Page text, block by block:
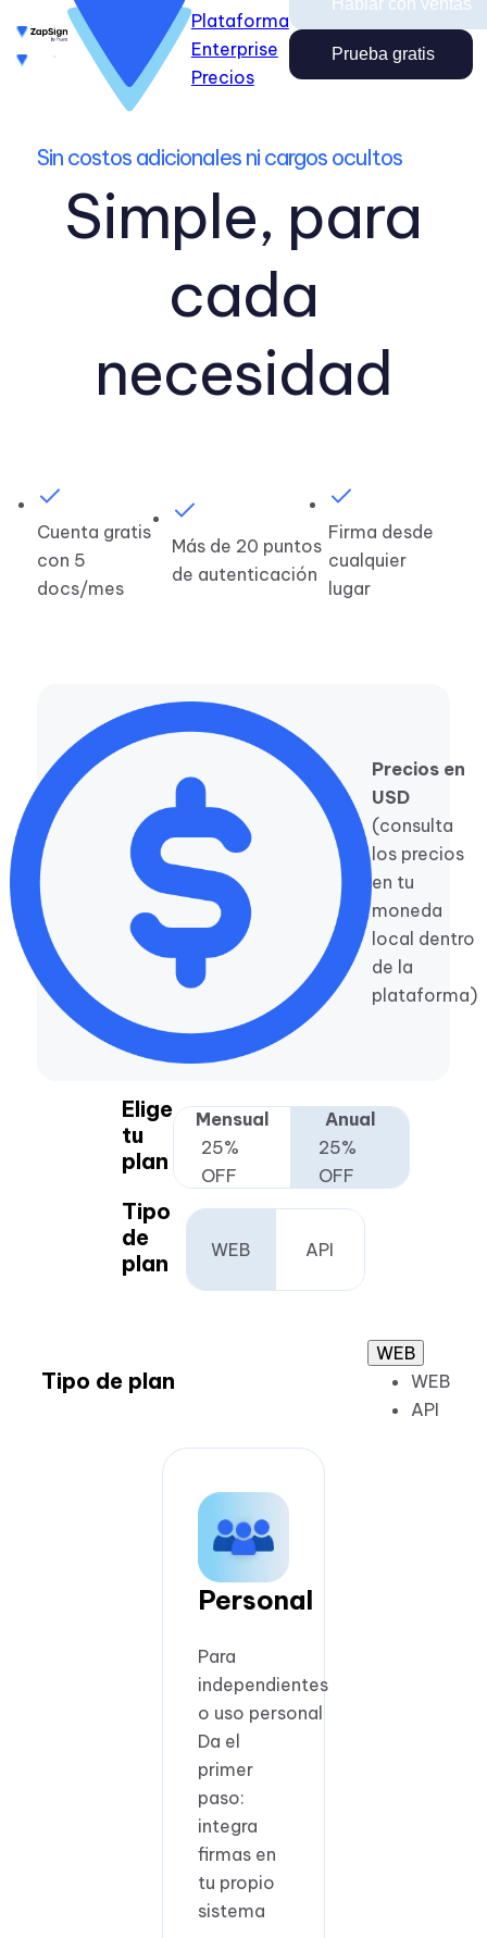
Plataforma
Enterprise
Precios
Hablar con ventas
Prueba gratis
Enterprise
Precios
Prueba gratis Hablar con ventas
Sin costos adicionales ni cargos ocultos
Simple, para
cada
necesidad
Cuenta gratis
con 5
docs/mes
Más de 20 puntos
de autenticación
Firma desde
cualquier
lugar
Elige
tu
plan
Mensual
25%
OFF
Anual
25%
OFF
Tipo
de
plan
WEB API
Tipo de plan
WEB
WEB
API
Precios en
USD
(consulta
los precios
en tu
moneda
local dentro
de la
plataforma)
Personal
Para
independientes
o uso personal
Da el
primer
paso:
integra
firmas en
tu propio
sistema